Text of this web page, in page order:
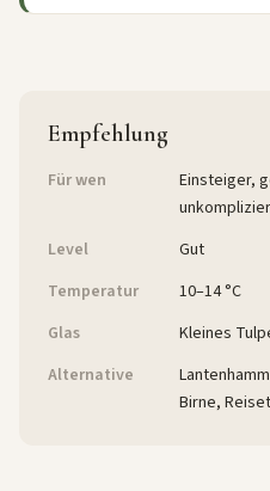
Empfehlung
Für wen
Einsteiger,
Level
Gut
Temperatur
10–14 °C
Glas
Kleines
Alternative
Birne,